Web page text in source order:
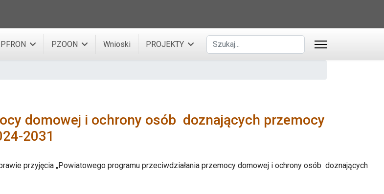
PFRON PZOON Wnioski PROJEKTY Szukaj
domowej i ochrony osób doznających przemocy
2031
przyjęcia „Powiatowego programu przeciwdziałania przemocy domowej i ochrony osób doznających